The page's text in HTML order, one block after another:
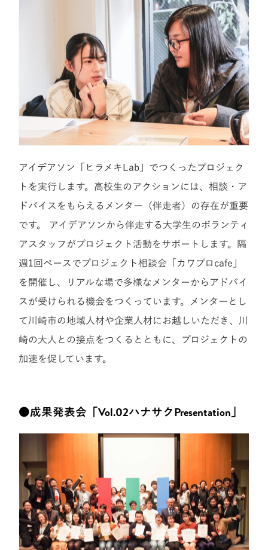
アイデアソン「ヒラメキLab」でつくったプロジェク
トを実行します。高校生のアクションには、相談・ア
ドバイスをもらえるメンター（伴走者）の存在が重要
です。 アイデアソンから伴走する大学生のボランティ
アスタッフがプロジェクト活動をサポートします。隔
週1回ペースでプロジェクト相談会「カワプロcafe」
を開催し、リアルな場で多様なメンターからアドバイ
スが受けられる機会をつくっています。メンターとし
て川崎市の地域人材や企業人材にお越しいただき、川
崎の大人との接点をつくるとともに、プロジェクトの
加速を促しています。
●成果発表会「Vol.02ハナサクPresentation」